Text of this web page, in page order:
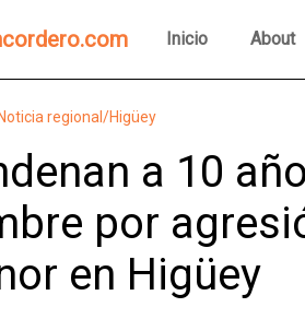
Inicio About
Noticia regional/Higüey
a 10
por
en Higüey